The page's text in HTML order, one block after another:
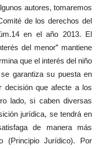
autores, tomaremos
de los derechos del
en el año 2013. El
del menor” mantiene
que el interés del niño
garantiza su puesta en
decisión que afecte a los
lado, si caben diversas
jurídica, se tendrá en
de manera más
(Principio Jurídico). Por